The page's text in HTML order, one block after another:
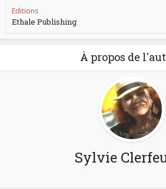
Editions
Ethale Publishing
À propos de
Sylvie